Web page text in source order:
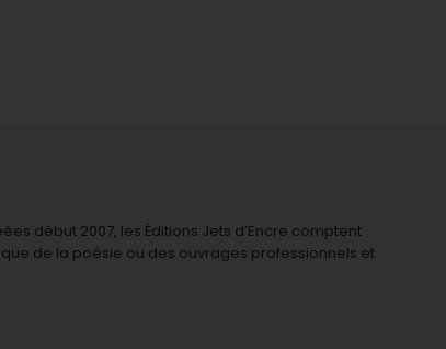
début 2007, les Éditions Jets d’Encre comptent
de la poésie ou des ouvrages professionnels et